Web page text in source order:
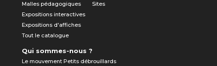
Malles pédagogiques
Expositions interactives
Expositions d'affiches
Tout le catalogue
Sites
Qui sommes-nous ?
Le mouvement Petits débrouillards